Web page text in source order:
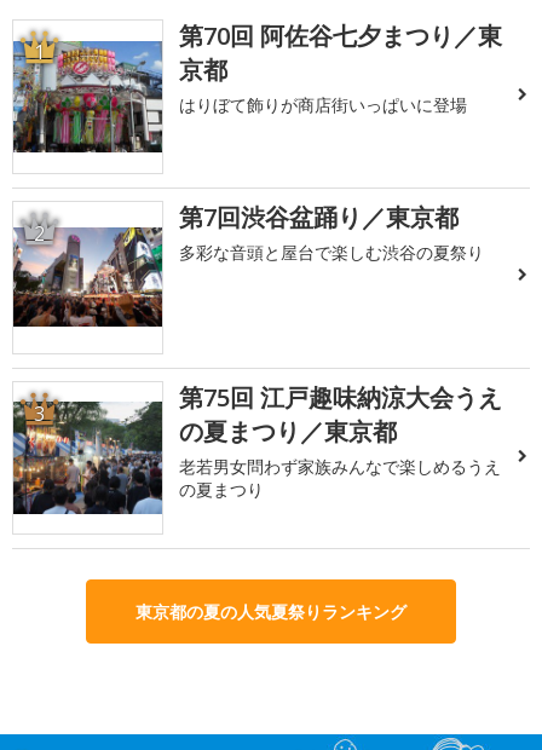
1
第70回 阿佐谷七夕まつり／東
京都
はりぼて飾りが商店街いっぱいに登場
2 第7回渋谷盆踊り／東京都
多彩な音頭と屋台で楽しむ渋谷の夏祭り
3
第75回 江戸趣味納涼大会うえ
の夏まつり／東京都
老若男女問わず家族みんなで楽しめるうえ
の夏まつり
東京都の夏の人気夏祭りランキング